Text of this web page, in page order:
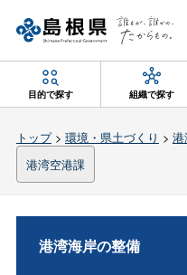
目的で探す 組織で探す
トップ> 環境・県土づくり >
港湾空港課
港湾海岸の整備